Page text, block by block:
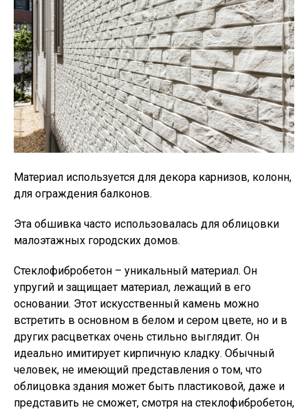
Материал используется для декора карнизов, колонн,
для ограждения балконов.
Эта обшивка часто использовалась для облицовки
малоэтажных городских домов.
Стеклофибробетон – уникальный материал. Он
упругий и защищает материал, лежащий в его
основании. Этот искусственный камень можно
встретить в основном в белом и сером цвете, но и в
других расцветках очень стильно выглядит. Он
идеально имитирует кирпичную кладку. Обычный
человек, не имеющий представления о том, что
облицовка здания может быть пластиковой, даже и
представить не сможет, смотря на стеклофибробетон,